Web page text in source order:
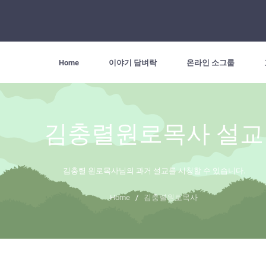
Home 이야기 담벼락 온라인 소그룹
김충렬원로목사 설교
김충렬 원로목사님의 과거 설교를 시청할 수 있습니다.
Home / 김충렬원로목사